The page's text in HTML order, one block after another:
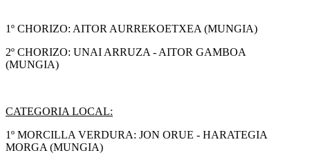
1º CHORIZO: AITOR AURREKOETXEA (MUNGIA)
2º CHORIZO: UNAI ARRUZA - AITOR GAMBOA
(MUNGIA)
CATEGORIA LOCAL:
1º MORCILLA VERDURA: JON ORUE - HARATEGIA
MORGA (MUNGIA)